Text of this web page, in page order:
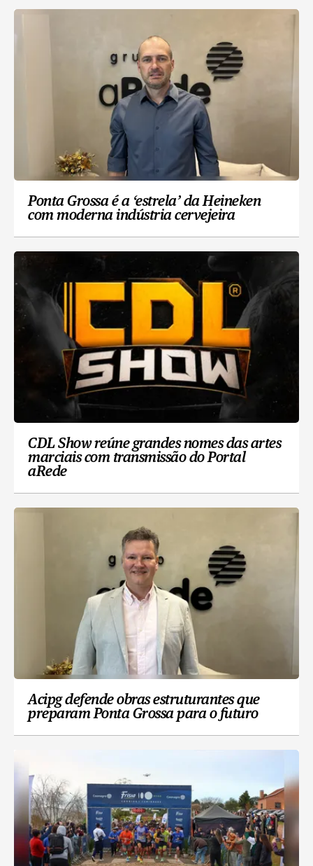
Ponta Grossa é a ‘estrela’ da Heineken
com moderna indústria cervejeira
CDL Show reúne grandes nomes das artes
marciais com transmissão do Portal
aRede
Acipg defende obras estruturantes que
preparam Ponta Grossa para o futuro